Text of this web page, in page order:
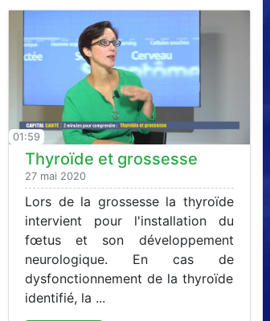
01:59
Thyroïde et grossesse
27 mai 2020
Lors de la grossesse la thyroïde
intervient pour l'installation du
fœtus et son développement
neurologique. En cas de
dysfonctionnement de la thyroïde
identifié, la ...